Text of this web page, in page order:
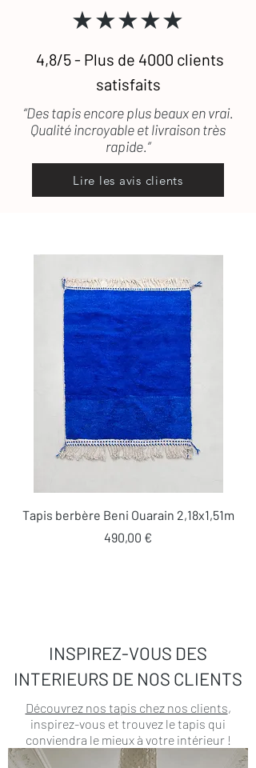
★★★★★
4,8/5 - Plus de 4000 clients
satisfaits
“Des tapis encore plus beaux en vrai.
Qualité incroyable et livraison très
rapide.”
Lire les avis clients
Tapis berbère Beni Ouarain 2,18x1,51m
Prix
490,00 €
INSPIREZ-VOUS DES
INTERIEURS DE NOS CLIENTS
Découvrez nos tapis chez nos clients,
inspirez-vous et trouvez le tapis qui
conviendra le mieux à votre intérieur !